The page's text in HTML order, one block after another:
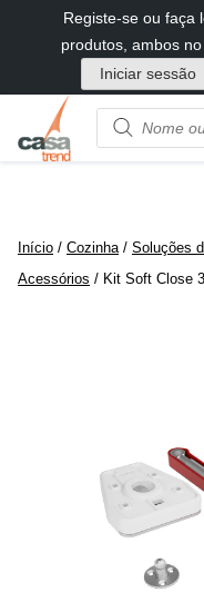
diretamente
conteúdo
Registe-se ou faça
produtos, ambos
Iniciar sessão
Product
name
Início / Cozinha / Soluções
Acessórios / Kit Soft Close